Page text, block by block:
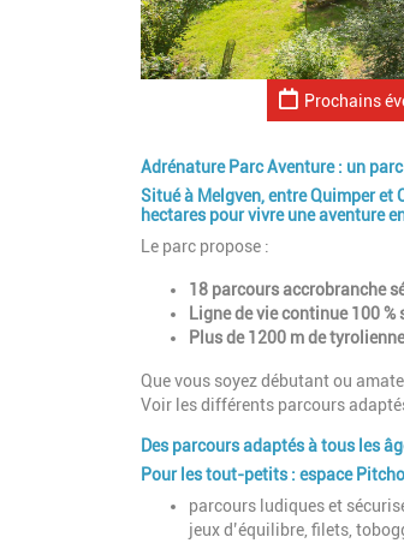
Prochains
Adrénature Parc Aventure : un
Situé à Melgven, entre Quimper
hectares pour vivre une aventure
Le parc propose :
18 parcours accrobranche
Ligne de vie continue 100 %
Plus de 1200 m de
Que vous soyez débutant ou
Voir les différents parcours
Des parcours adaptés à tous les
Pour les tout-petits : espace
parcours ludiques et
jeux d’équilibre, filets,